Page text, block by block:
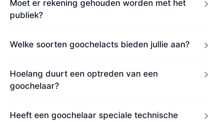
Moet er rekening gehouden worden met het
publiek?
Welke soorten goochelacts bieden jullie aan?
Hoelang duurt een optreden van een
goochelaar?
Heeft een goochelaar speciale technische